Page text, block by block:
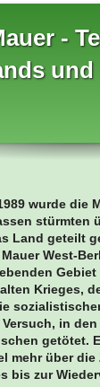
-
wurde die
stürmten
Land geteilt
West-
Gebiet
Krieges,
in
getötet.
mehr über
bis zur